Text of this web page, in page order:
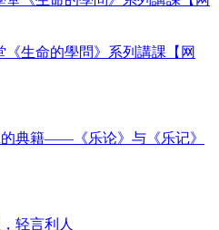
《生命的學問》系列講課【网
典籍——《乐论》与《乐记》
轻言利人